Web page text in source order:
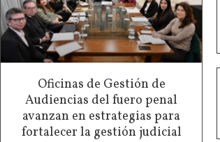
Oficinas de Gestión de
Audiencias del fuero penal
avanzan en estrategias para
fortalecer la gestión judicial